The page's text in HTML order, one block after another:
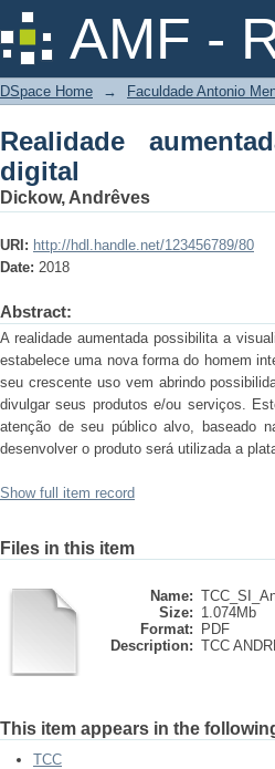
AMF -
Realidade
DSpace Home → Faculdade Antonio
Realidade
digital
Dickow, Andrêves
URI: http://hdl.handle.net/123456789/80
Date: 2018
Abstract:
A realidade aumentada possibilita a
estabelece uma nova forma do homem
seu crescente uso vem abrindo
divulgar seus produtos e/ou serviços.
atenção de seu público alvo, baseado
desenvolver o produto será utilizada a
Show full item record
Files in this item
Name:
Size: 1.074Mb
Format:
PDF
Description: TCC
This item appears in the
TCC